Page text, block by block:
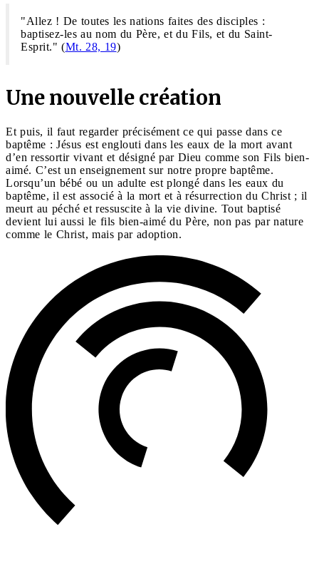
"Allez ! De toutes les nations faites des disciples :
baptisez-les au nom du Père, et du Fils, et du Saint-
Esprit." (Mt. 28, 19)
Une nouvelle création
Et puis, il faut regarder précisément ce qui passe dans ce
baptême : Jésus est englouti dans les eaux de la mort avant
d’en ressortir vivant et désigné par Dieu comme son Fils bien-
aimé. C’est un enseignement sur notre propre baptême.
Lorsqu’un bébé ou un adulte est plongé dans les eaux du
baptême, il est associé à la mort et à résurrection du Christ ; il
meurt au péché et ressuscite à la vie divine. Tout baptisé
devient lui aussi le fils bien-aimé du Père, non pas par nature
comme le Christ, mais par adoption.